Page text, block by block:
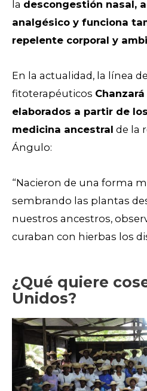
la descongestión nasal,
analgésico y funciona
repelente corporal y
En la actualidad, la línea de
fitoterapéuticos
elaborados a partir de
medicina ancestral de la
Ángulo:
“Nacieron de una forma
sembrando las plantas
nuestros ancestros,
curaban con hierbas los
¿Qué quiere
Unidos?